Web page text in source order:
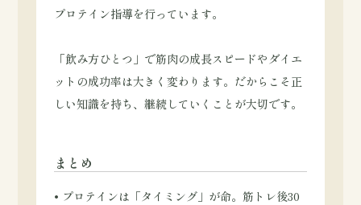
プロテイン指導を行っています。
「飲み方ひとつ」で筋肉の成長スピードやダイエ
ットの成功率は大きく変わります。だからこそ正
しい知識を持ち、継続していくことが大切です。
まとめ
• プロテインは「タイミング」が命。筋トレ後30